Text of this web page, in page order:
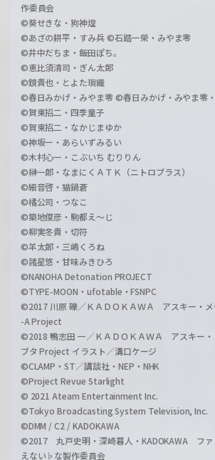
作委員会
©葵せきな・狗神煌
©あざの耕平・すみ兵 ©石踏一榮・みやま零
©井中だちま・飯田ぽち。
©恵比須清司・ぎん太郎
©鏡貴也・とよた瑣織
©春日みかげ・みやま零 ©春日みかげ・みやま零
©賀東招二・四季童子
©賀東招二・なかじまゆか
©神坂一・あらいずみるい
©木村心一・こぶいち むりりん
©榊一郎・なまにくＡＴＫ（ニトロプラス）
©細音啓・猫鍋蒼
©橘公司・つなこ
©築地俊彦・駒都え～じ
©柳実冬貴・切符
©羊太郎・三嶋くろね
©諸星悠・甘味みきひろ
©NANOHA Detonation PROJECT
©TYPE-MOON・ufotable・FSNPC
©2017 川原 礫／ＫＡＤＯＫＡＷＡ アスキー・メ
-A Project
©2018 鴨志田 一／ＫＡＤＯＫＡＷＡ アスキー・
ブタ Project イラスト／溝口ケージ
©CLAMP・ST／講談社・NEP・NHK
©Project Revue Starlight
© 2021 Ateam Entertainment Inc.
©Tokyo Broadcasting System Television, Inc.
©DMM / C2 / KADOKAWA
©2017 丸戸史明・深崎暮人・KADOKAWA ファ
えない♭な製作委員会